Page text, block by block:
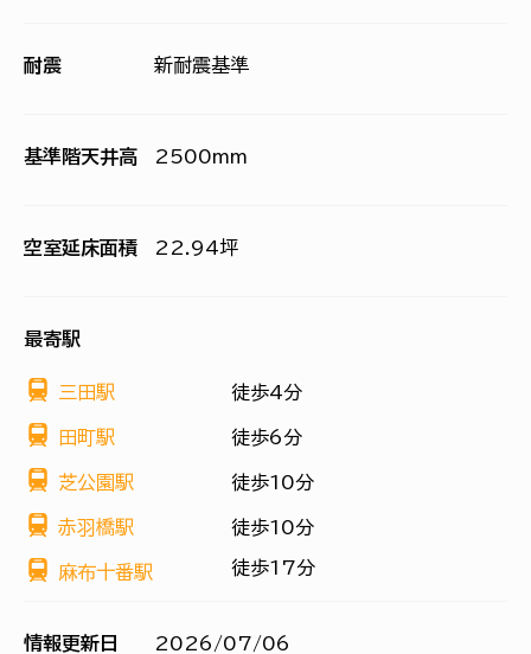
耐震 新耐震基準
基準階天井高 2500mm
空室延床面積 22.94坪
最寄駅
三田駅 徒歩4分
田町駅 徒歩6分
芝公園駅 徒歩10分
赤羽橋駅 徒歩10分
麻布十番駅 徒歩17分
情報更新日 2026/07/06